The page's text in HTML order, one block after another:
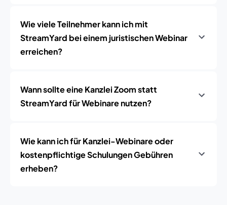
Wie viele Teilnehmer kann ich mit
StreamYard bei einem juristischen Webinar
erreichen?
Wann sollte eine Kanzlei Zoom statt
StreamYard für Webinare nutzen?
Wie kann ich für Kanzlei-Webinare oder
kostenpflichtige Schulungen Gebühren
erheben?